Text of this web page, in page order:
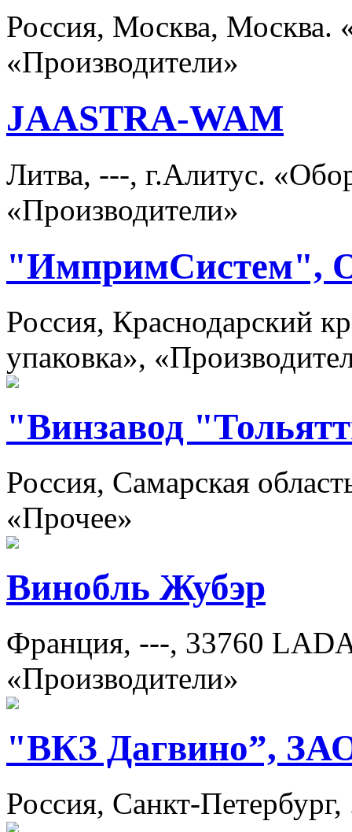
Россия, Москва, Москва.
«Производители»
JAASTRA-WAM
Литва, ---, г.Алитус.
«Производители»
"ИмпримСистем",
Россия, Краснодарский
упаковка»,
"Винзавод
Россия, Самарская
«Прочее»
Винобль Жубэр
Франция, ---, 33760
«Производители»
"ВКЗ Дагвино”,
Россия, Санкт-